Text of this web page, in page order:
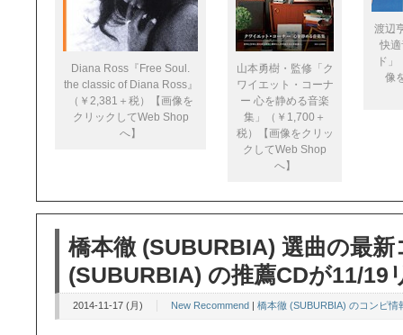
Diana Ross『Free Soul.
the classic of Diana Ross』
（￥2,381＋税）【画像を
クリックしてWeb Shop
へ】
山本勇樹・監修「ク
ワイエット・コーナ
ー 心を静める音楽
集」（￥1,700＋
税）【画像をクリッ
クしてWeb Shop
へ】
渡辺
快
ド
像
橋本徹 (SUBURBIA) 選曲の最
(SUBURBIA) の推薦CDが11/19
2014-11-17 (月) New Recommend 橋本徹 (SUBURBIA) のコンピ情